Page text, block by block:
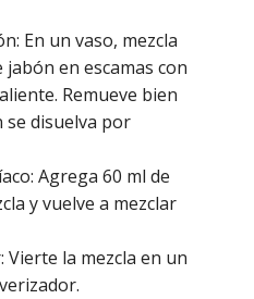
En un vaso, mezcla
jabón en escamas con
Remueve bien
se disuelva por
Agrega 60 ml de
y vuelve a mezclar
Vierte la mezcla en un